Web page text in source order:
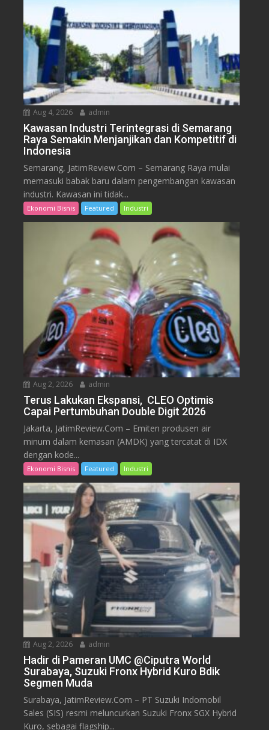
Aug 4, 2026 admin
Kawasan Industri Terintegrasi di Semarang
Raya Semakin Menjanjikan dan Kompetitif di
Indonesia
Semarang, JatimReview.Com – Semarang Raya mulai
memasuki babak baru dalam pengembangan kawasan
industri. Kawasan ini tidak...
Ekonomi Bisnis Featured Industri
Aug 2, 2026 admin
Terus Lakukan Ekspansi, CLEO Optimis
Capai Pertumbuhan Double Digit 2026
Jakarta, JatimReview.Com – Emiten produsen air
minum dalam kemasan (AMDK) yang tercatat di IDX
dengan kode...
Ekonomi Bisnis Featured Industri
Aug 2, 2026 admin
Hadir di Pameran UMC @Ciputra World
Surabaya, Suzuki Fronx Hybrid Kuro Bdik
Segmen Muda
Surabaya, JatimReview.Com – PT Suzuki Indomobil
Sales (SIS) resmi meluncurkan Suzuki Fronx SGX Hybrid
Kuro, sebagai flagship...